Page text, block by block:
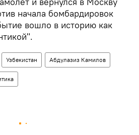
начала бомбардировок
вошло в историю как
Узбекистан Абдулазиз Камилов